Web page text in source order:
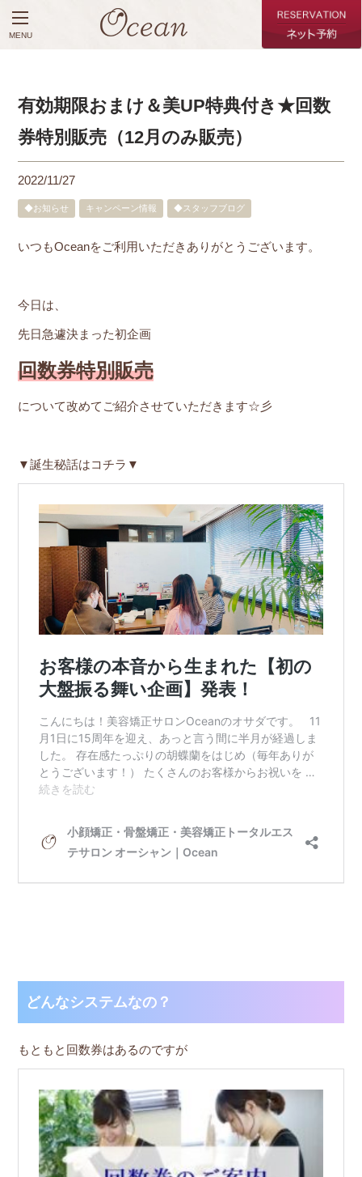
MENU
有効期限おまけ＆美UP特典付き★回数
券特別販売（12月のみ販売）
2022/11/27
◆お知らせ キャンペーン情報 ◆スタッフブログ
いつもOceanをご利用いただきありがとうございます。
今日は、
先日急遽決まった初企画
回数券特別販売
について改めてご紹介させていただきます☆彡
▼誕生秘話はコチラ▼
どんなシステムなの？
もともと回数券はあるのですが